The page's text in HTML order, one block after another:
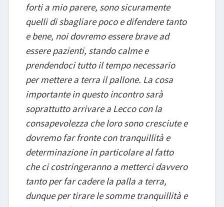
forti a mio parere, sono sicuramente
quelli di sbagliare poco e difendere tanto
e bene, noi dovremo essere brave ad
essere pazienti, stando calme e
prendendoci tutto il tempo necessario
per mettere a terra il pallone. La cosa
importante in questo incontro sarà
soprattutto arrivare a Lecco con la
consapevolezza che loro sono cresciute e
dovremo far fronte con tranquillità e
determinazione in particolare al fatto
che ci costringeranno a metterci davvero
tanto per far cadere la palla a terra,
dunque per tirare le somme tranquillità e